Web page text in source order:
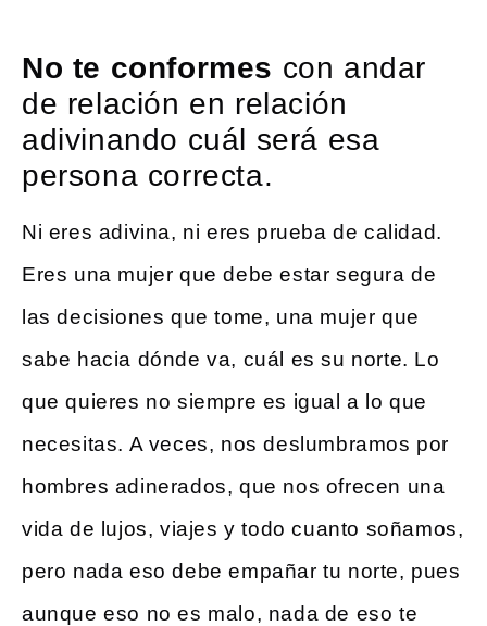
No te conformes con andar
de relación en relación
adivinando cuál será esa
persona correcta.
Ni eres adivina, ni eres prueba de calidad.
Eres una mujer que debe estar segura de
las decisiones que tome, una mujer que
sabe hacia dónde va, cuál es su norte. Lo
que quieres no siempre es igual a lo que
necesitas. A veces, nos deslumbramos por
hombres adinerados, que nos ofrecen una
vida de lujos, viajes y todo cuanto soñamos,
pero nada eso debe empañar tu norte, pues
aunque eso no es malo, nada de eso te